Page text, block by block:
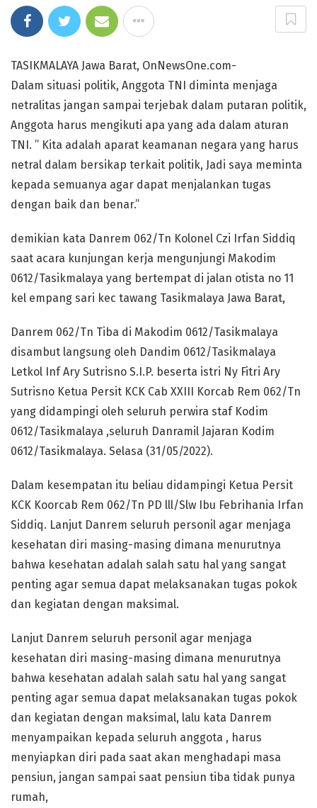
TASIKMALAYA Jawa Barat, OnNewsOne.com-
Dalam situasi politik, Anggota TNI diminta menjaga
netralitas jangan sampai terjebak dalam putaran politik,
Anggota harus mengikuti apa yang ada dalam aturan
TNI. ” Kita adalah aparat keamanan negara yang harus
netral dalam bersikap terkait politik, Jadi saya meminta
kepada semuanya agar dapat menjalankan tugas
dengan baik dan benar.”
demikian kata Danrem 062/Tn Kolonel Czi Irfan Siddiq
saat acara kunjungan kerja mengunjungi Makodim
0612/Tasikmalaya yang bertempat di jalan otista no 11
kel empang sari kec tawang Tasikmalaya Jawa Barat,
Danrem 062/Tn Tiba di Makodim 0612/Tasikmalaya
disambut langsung oleh Dandim 0612/Tasikmalaya
Letkol Inf Ary Sutrisno S.I.P. beserta istri Ny Fitri Ary
Sutrisno Ketua Persit KCK Cab XXIII Korcab Rem 062/Tn
yang didampingi oleh seluruh perwira staf Kodim
0612/Tasikmalaya ,seluruh Danramil Jajaran Kodim
0612/Tasikmalaya. Selasa (31/05/2022).
Dalam kesempatan itu beliau didampingi Ketua Persit
KCK Koorcab Rem 062/Tn PD lll/Slw Ibu Febrihania Irfan
Siddiq. Lanjut Danrem seluruh personil agar menjaga
kesehatan diri masing-masing dimana menurutnya
bahwa kesehatan adalah salah satu hal yang sangat
penting agar semua dapat melaksanakan tugas pokok
dan kegiatan dengan maksimal.
Lanjut Danrem seluruh personil agar menjaga
kesehatan diri masing-masing dimana menurutnya
bahwa kesehatan adalah salah satu hal yang sangat
penting agar semua dapat melaksanakan tugas pokok
dan kegiatan dengan maksimal, lalu kata Danrem
menyampaikan kepada seluruh anggota , harus
menyiapkan diri pada saat akan menghadapi masa
pensiun, jangan sampai saat pensiun tiba tidak punya
rumah,